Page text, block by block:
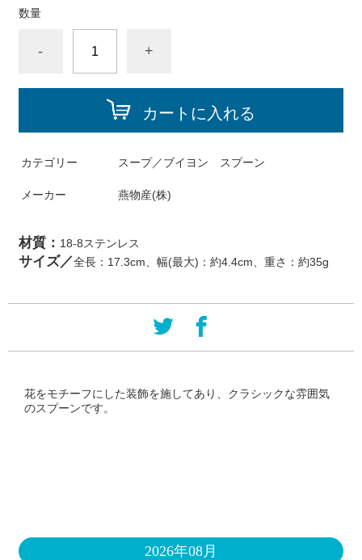
数量
- +
カートに入れる
カテゴリー スープ／ブイヨン スプーン
メーカー 燕物産(株)
材質： 18-8ステンレス
サイズ／全長：17.3cm、幅(最大)：約4.4cm、重さ：約35g
花をモチーフにした装飾を施してあり、クラシックな雰囲気
のスプーンです。
2026年08月